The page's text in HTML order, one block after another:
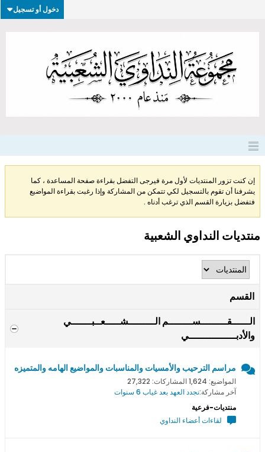
دخول أو تسجيل
إن كنت تزور المنتديات لأول مرة فيرجى التفضل بقراءة صفحة المساعدة ، كما
يشرفنا أن تقوم بالتسجيل لكي تتمكن من المشاركة وإذا رغبت بقراءة المواضيع
فتفضل بزيارة القسم الذي ترغب أدناه .
منتديات النداوي الشعبية
القسم
الــــــقـــــــــســــــــم الـــــــــشـــــعــبـــــــي
والأدبــــــــــــــــي
مراسم الترحيب والأمسيات والمناسبات والمواضيع الهامه والمتميزه
المواضيع: 1,624 المشاركات: 27,322
آخر مشاركة:نجدد العهد بعد غياب 6 سنوات
منتديات-فرعية
لقاءات أعضاء النداوي